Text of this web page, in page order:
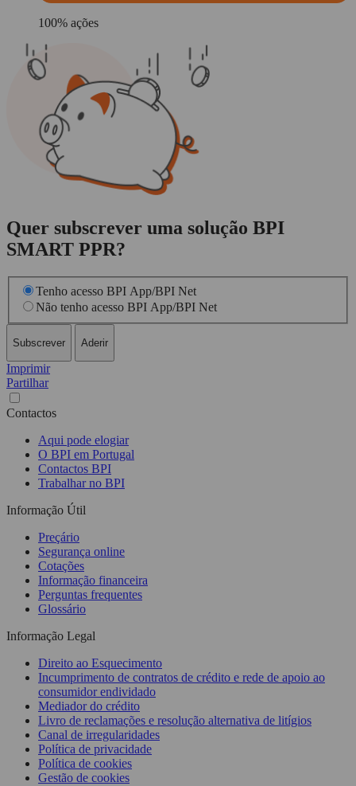
100% ações
Quer subscrever uma solução BPI
SMART PPR?
Tenho acesso BPI App/BPI Net
Não tenho acesso BPI App/BPI Net
Subscrever Aderir
Imprimir
Partilhar
Contactos
Aqui pode elogiar
O BPI em Portugal
Contactos BPI
Trabalhar no BPI
Informação Útil
Preçário
Segurança online
Cotações
Informação financeira
Perguntas frequentes
Glossário
Informação Legal
Direito ao Esquecimento
Incumprimento de contratos de crédito e rede de apoio ao
consumidor endividado
Mediador do crédito
Livro de reclamações e resolução alternativa de litígios
Canal de irregularidades
Política de privacidade
Política de cookies
Gestão de cookies